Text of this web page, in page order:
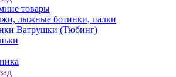
товары
лыжные ботинки, палки
Ватрушки (Тюбинг)